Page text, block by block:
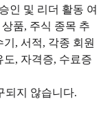
인 및 리더 활동 여
품, 주식 종목 추
, 서적, 각종 회원
도, 자격증, 수료증
되지 않습니다.